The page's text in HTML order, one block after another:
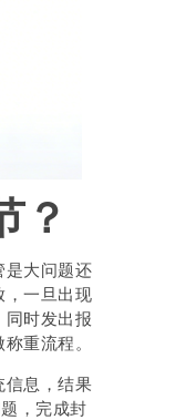
？
是大问题还
，一旦出现
时发出报
重流程。
信息，结果
，完成封